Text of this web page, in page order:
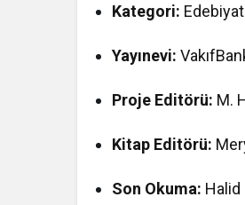
Kategori: Edebiyat
Yayınevi:
Proje Editörü: M.
Kitap Editörü:
Son Okuma: Halid